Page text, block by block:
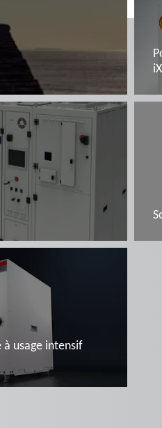
à usage intensif